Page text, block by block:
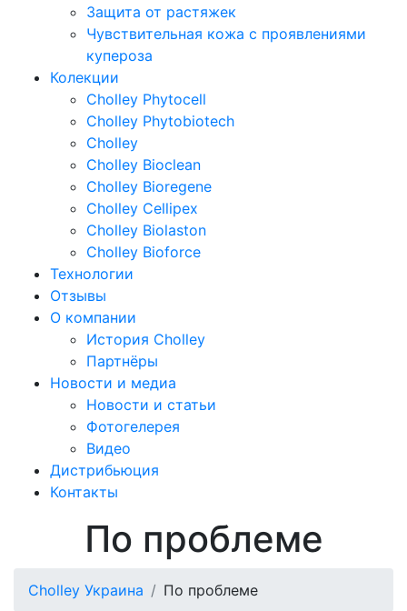
Защита от растяжек
Чувствительная кожа с проявлениями
купероза
Колекции
Cholley Phytocell
Cholley Phytobiotech
Cholley
Cholley Bioclean
Cholley Bioregene
Cholley Cellipex
Cholley Biolaston
Cholley Bioforce
Технологии
Отзывы
О компании
История Cholley
Партнёры
Новости и медиа
Новости и статьи
Фотогелерея
Видео
Дистрибьюция
Контакты
По проблеме
Cholley Украина По проблеме